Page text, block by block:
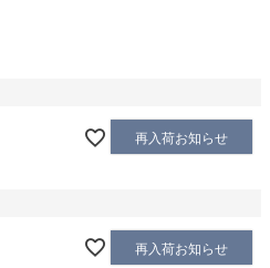
再入荷お知らせ
再入荷お知らせ